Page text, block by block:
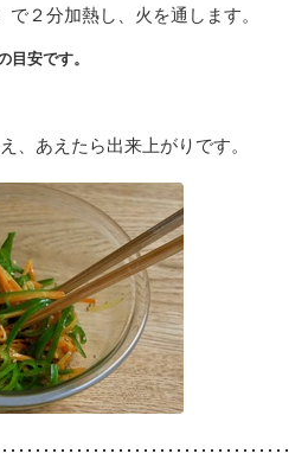
２分加熱し、火を通します。
目安です。
、あえたら出来上がりです。